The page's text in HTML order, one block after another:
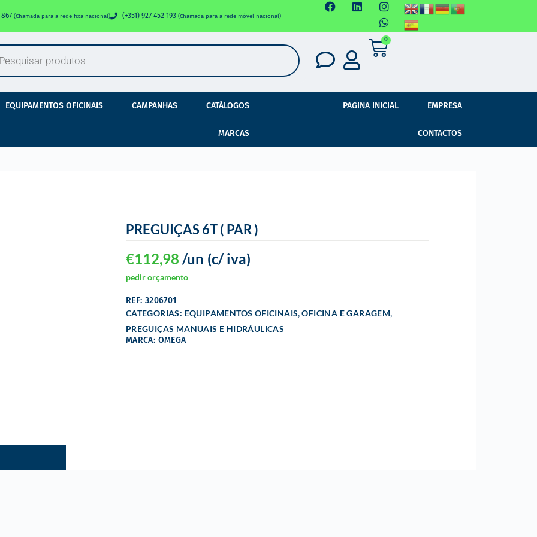
867 (Chamada para a rede fixa nacional) (+351) 927 452 193 (Chamada para a rede móvel nacional)
0
EQUIPAMENTOS OFICINAIS CAMPANHAS CATÁLOGOS
MARCAS
PAGINA INICIAL EMPRESA
CONTACTOS
PREGUIÇAS 6T ( PAR )
€112,98 (c/ iva)
/un
pedir orçamento
REF: 3206701
CATEGORIAS: EQUIPAMENTOS OFICINAIS,OFICINA E GARAGEM,
PREGUIÇAS MANUAIS E HIDRÁULICAS
MARCA: OMEGA